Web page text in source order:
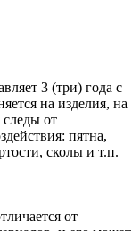
3 (три) года с
на изделия, на
следы от
пятна,
сколы и т.п.
от